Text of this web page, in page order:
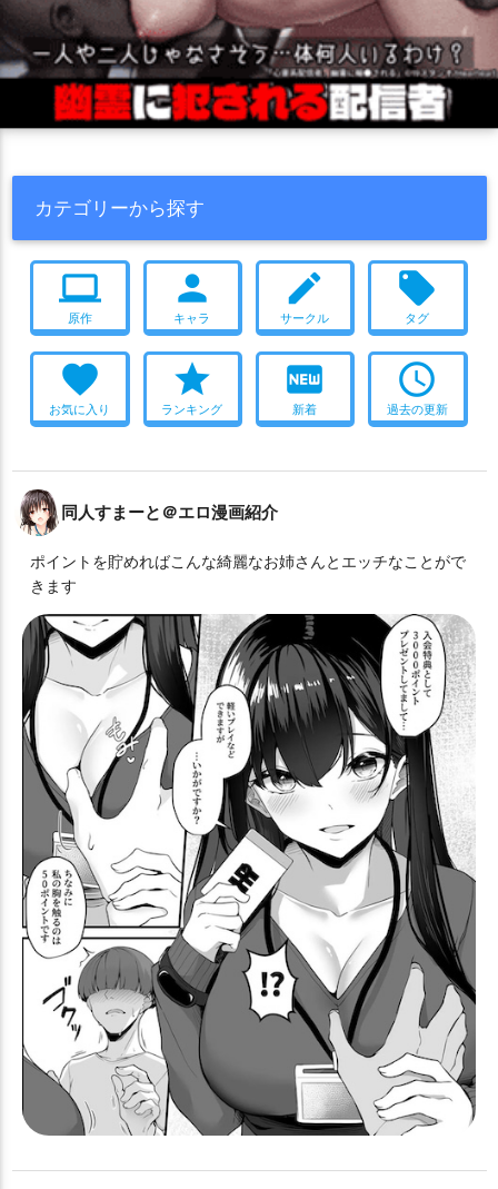
カテゴリーから探す
computer
原作
person
キャラ
create
サークル
local_offer
タグ
favorite
お気に入り
star
ランキング
fiber_new
新着
access_time
過去の更新
同人すまーと＠エロ漫画紹介
ポイントを貯めればこんな綺麗なお姉さんとエッチなことがで
きます